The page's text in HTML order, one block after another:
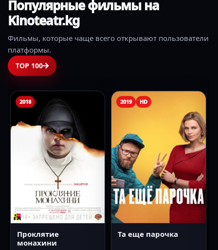
Популярные фильмы на
Kinoteatr.kg
Фильмы, которые чаще всего открывают пользователи
платформы.
TOP 100
2018
Проклятие
монахини
2019 HD
Та еще парочка